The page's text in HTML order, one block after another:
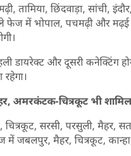
तामिया, छिंदवाड़ा, सांची,
फेज में भोपाल, पचमढ़ी और मढ़ई
डायरेक्ट और दूसरी कनेक्टिंग
अमरकंटक-चित्रकूट भी शामिल
सरसी, परसुली, मैहर,
में जबलपुर, मैहर, चित्रकूट,